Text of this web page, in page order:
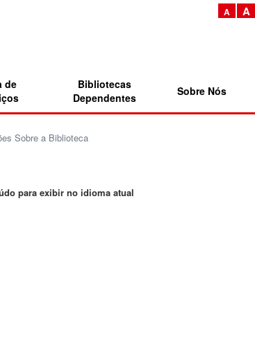
A A
de
Bibliotecas
Dependentes
Sobre Nós
Sobre a Biblioteca
para exibir no idioma atual